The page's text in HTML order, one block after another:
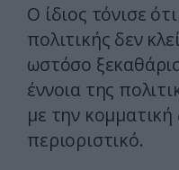
Ο ίδιος τόνισε
πολιτικής δεν
ωστόσο
έννοια της
με την
περιοριστικό.